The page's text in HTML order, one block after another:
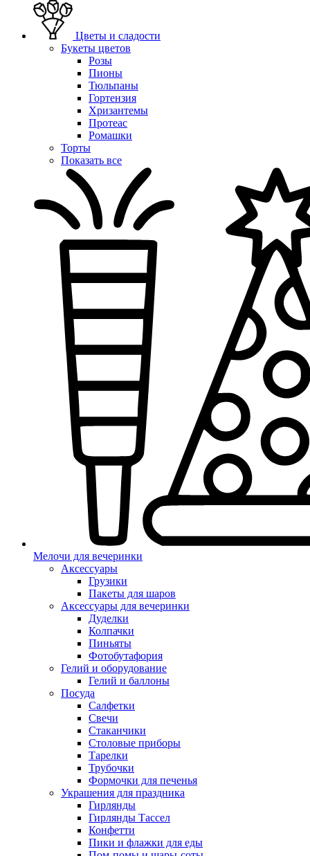
Цветы и сладости
Букеты цветов
Розы
Пионы
Тюльпаны
Гортензия
Хризантемы
Протеас
Ромашки
Торты
Показать все
Мелочи для вечеринки
Аксессуары
Грузики
Пакеты для шаров
Аксессуары для вечеринки
Дуделки
Колпачки
Пиньяты
Фотобутафория
Гелий и оборудование
Гелий и баллоны
Посуда
Салфетки
Свечи
Стаканчики
Столовые приборы
Тарелки
Трубочки
Формочки для печенья
Украшения для праздника
Гирлянды
Гирлянды Тассел
Конфетти
Пики и флажки для еды